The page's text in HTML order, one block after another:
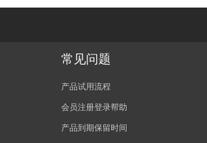
常见问题
产品试用流程
会员注册登录帮助
产品到期保留时间